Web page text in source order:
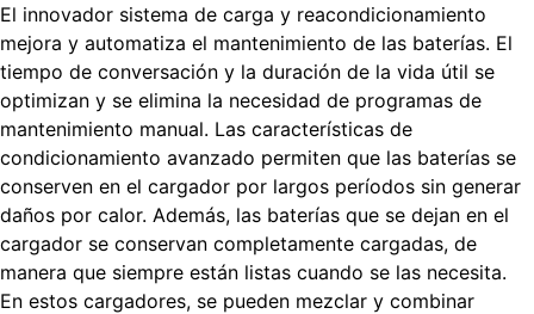
El innovador sistema de carga y reacondicionamiento
mejora y automatiza el mantenimiento de las baterías. El
tiempo de conversación y la duración de la vida útil se
optimizan y se elimina la necesidad de programas de
mantenimiento manual. Las características de
condicionamiento avanzado permiten que las baterías se
conserven en el cargador por largos períodos sin generar
daños por calor. Además, las baterías que se dejan en el
cargador se conservan completamente cargadas, de
manera que siempre están listas cuando se las necesita.
En estos cargadores, se pueden mezclar y combinar